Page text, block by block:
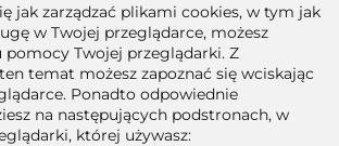
jak zarządzać plikami cookies, w tym jak
w Twojej przeglądarce, możesz
pomocy Twojej przeglądarki. Z
temat możesz zapoznać się wciskając
Ponadto odpowiednie
na następujących podstronach, w
której używasz: